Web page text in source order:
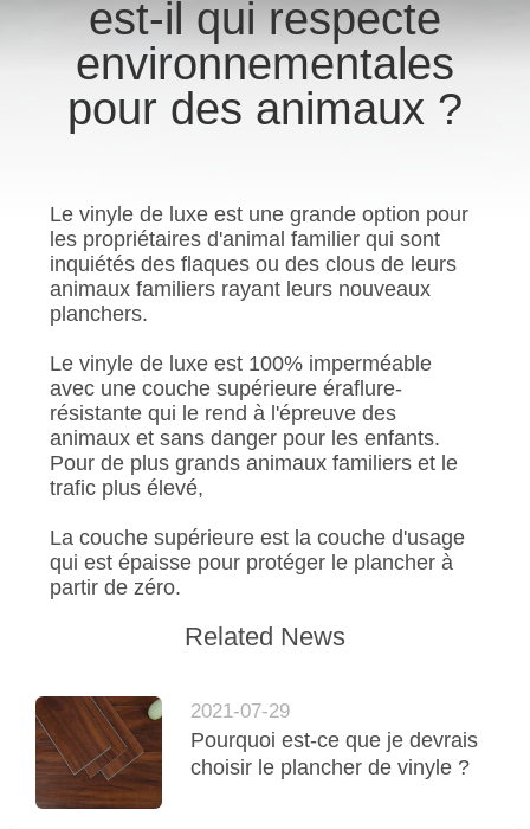
VISITE
D'USINE
CONTRÔLE
QUALITÉ
CONTACTEZ-
NOUS
DEMANDEZ
UNE
CITATION
NOUVELLES
est-il qui respecte
environnementales
pour des animaux ?
Le vinyle de luxe est une grande option pour
les propriétaires d'animal familier qui sont
inquiétés des flaques ou des clous de leurs
animaux familiers rayant leurs nouveaux
planchers.
Le vinyle de luxe est 100% imperméable
avec une couche supérieure éraflure-
résistante qui le rend à l'épreuve des
animaux et sans danger pour les enfants.
Pour de plus grands animaux familiers et le
trafic plus élevé,
La couche supérieure est la couche d'usage
qui est épaisse pour protéger le plancher à
partir de zéro.
Related News
2021-07-29
Pourquoi est-ce que je devrais
choisir le plancher de vinyle ?